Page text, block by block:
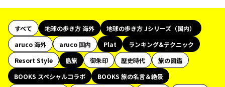
すべて 地球の歩き方 海外
地球の歩き方 Jシリーズ（国内）
aruco 海外
aruco 国内 Plat
ランキング&テクニック
Resort Style
島旅 御朱印 歴史時代
旅の図鑑
BOOKS スペシャルコラボ
BOOKS 旅の名言＆絶景